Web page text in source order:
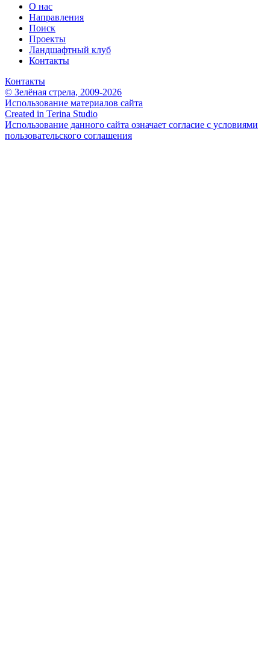
О нас
Направления
Поиск
Проекты
Ландшафтный клуб
Контакты
Контакты
© Зелёная стрела, 2009-2026
Использование материалов сайта
Created in Terina Studio
Использование данного сайта означает согласие с условиями
пользовательского соглашения